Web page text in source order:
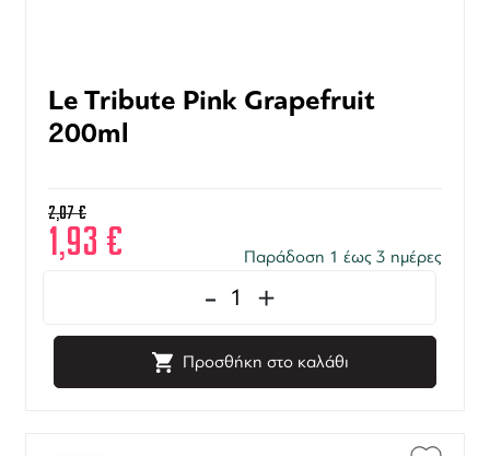
Le Tribute Pink Grapefruit
200ml
2,07€
1,93 € Παράδοση 1 έως 3 ημέρες
- +
Προσθήκη στο καλάθι